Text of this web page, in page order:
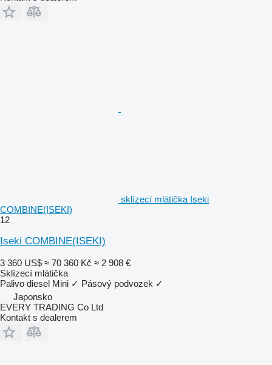
sklízecí mlátička Iseki
COMBINE(ISEKI)
12
Iseki COMBINE(ISEKI)
3 360 US$ ≈ 70 360 Kč ≈ 2 908 €
Sklízecí mlátička
Palivo diesel Mini ✓ Pásový podvozek ✓
Japonsko
EVERY TRADING Co Ltd
Kontakt s dealerem